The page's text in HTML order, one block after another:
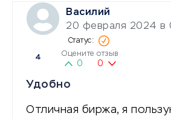
Василий
20 февраля 2024 в
4 Оцените отзыв
0 0
Удобно
Отличная биржа, я